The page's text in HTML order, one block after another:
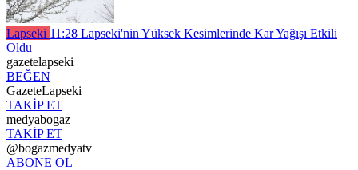
Lapseki 11:28 Lapseki'nin Yüksek Kesimlerinde Kar Yağışı Etkili
Oldu
gazetelapseki
BEĞEN
GazeteLapseki
TAKİP ET
medyabogaz
TAKİP ET
@bogazmedyatv
ABONE OL